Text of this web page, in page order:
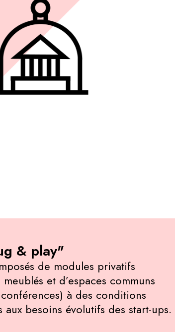
& play"
de modules privatifs
et d’espaces communs
à des conditions
besoins évolutifs des start-ups.